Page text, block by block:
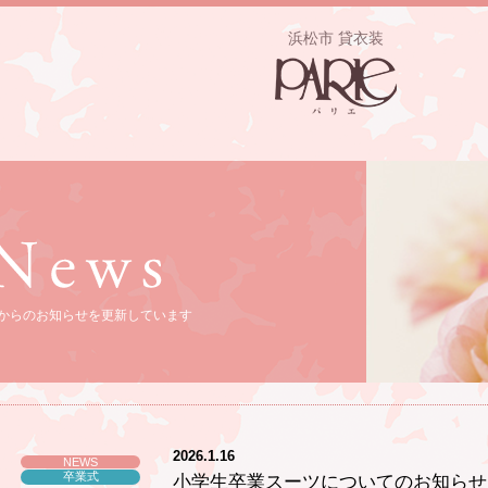
浜松市 貸衣装
らのお知らせを更新しています
NEWS
卒業式
2026.1.16
小学生卒業スーツについてのお知らせ